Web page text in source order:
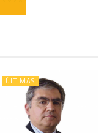
ÚLTIMAS